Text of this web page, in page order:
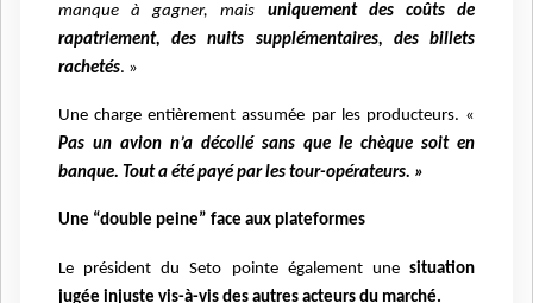
manque à gagner, mais uniquement des coûts de
rapatriement, des nuits supplémentaires, des billets
rachetés. »
Une charge entièrement assumée par les producteurs. «
Pas un avion n’a décollé sans que le chèque soit en
banque. Tout a été payé par les tour-opérateurs. »
Une “double peine” face aux plateformes
Le président du Seto pointe également une situation
jugée injuste vis-à-vis des autres acteurs du marché.